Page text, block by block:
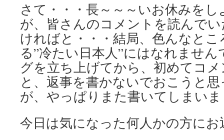
さて・・・長～～～いお休みを
が、皆さんのコメントを読んで
ければと・・・結局、色んなと
る”冷たい日本人”にはなれませ
グを立ち上げてから、初めてコ
と、返事を書かないでおこうと
が、やっぱりまた書いてしまい
今日は気になった何人かの方に